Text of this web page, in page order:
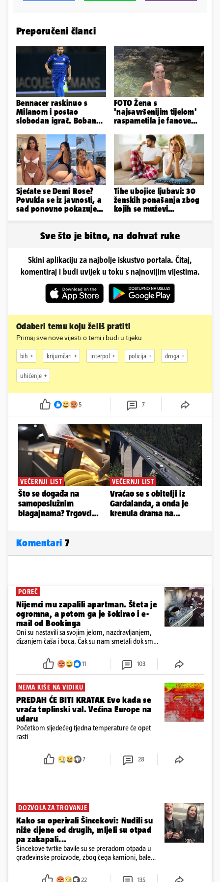
Preporučeni članci
Bennacer raskinuo s
Milanom i postao
slobodan igrač. Boban
Dinamu
FOTO Žena s
'najsavršenijim tijelom'
raspametila je fanove
plićaka
Sjećate se Demi Rose?
Povukla se iz javnosti, a
sad ponovno pokazuje
Tihe ubojice ljubavi: 30
ženskih ponašanja zbog
kojih se muževi
Sve što je bitno, na dohvat ruke
Skini aplikaciju za najbolje iskustvo portala. Čitaj,
komentiraj i budi uvijek u toku s najnovijim vijestima.
Odaberi temu koju želiš pratiti
Primaj sve nove vijesti o temi i budi u tijeku
bih krijumčari interpol policija droga
uhićenje
5 7
Komentari 7
POREČ
Nijemci mu zapalili apartman. Šteta je
ogromna, a potom ga je šokirao i e-
mail od Bookinga
Oni su nastavili sa svojim jelom, nazdravljanjem,
dizanjem čaša i boca. Čak su nam smetali dok smo
požar, rekao je vlasnik
11 103
NEMA KIŠE NA VIDIKU
PREDAH ĆE BITI KRATAK Evo kada se
vraća toplinski val. Većina Europe na
udaru
Početkom sljedećeg tjedna temperature će opet
rasti
7 28
DOZVOLA ZA TROVANJE
Kako su operirali Šincekovi: Nudili su
niže cijene od drugih, mljeli su otpad
pa zakapali...
Šincekove tvrtke bavile su se preradom otpada u
građevinske proizvode, zbog čega kamioni, bale
22 135